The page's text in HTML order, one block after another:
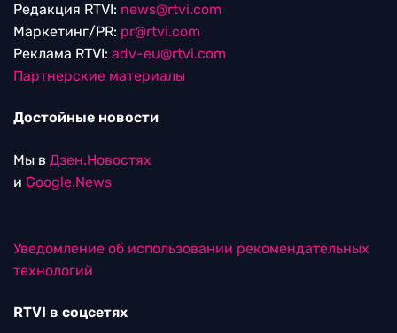
Редакция RTVI: news@rtvi.com
Маркетинг/PR: pr@rtvi.com
Реклама RTVI: adv-eu@rtvi.com
Партнерские материалы
Достойные новости
Мы в Дзен.Новостях
и Google.News
Уведомление об использовании рекомендательных
технологий
RTVI в соцсетях